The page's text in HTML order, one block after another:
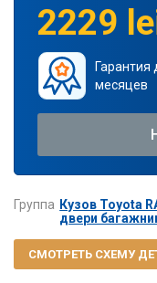
2229
Гарантия
месяцев
Группа Кузов Toyota
двери
СМОТРЕТЬ СХЕМУ